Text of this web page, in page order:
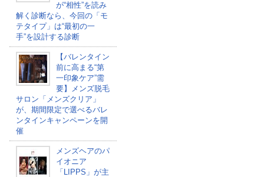
が“相性”を読み
解く診断なら、今回の「モ
テタイプ」は“最初の一
手”を設計する診断
【バレンタイン
前に高まる“第
一印象ケア”需
要】メンズ脱毛
サロン「メンズクリア」
が、期間限定で選べるバレ
ンタインキャンペーンを開
催
メンズヘアのパ
イオニア
「LIPPS」が主